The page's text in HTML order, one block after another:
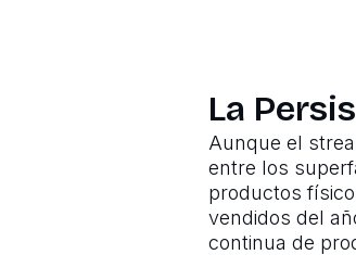
La
Aunque el
entre los
productos
vendidos del
continua de